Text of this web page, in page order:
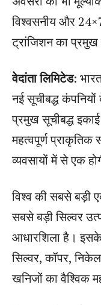
विश्वसनीय और
ट्रांजिशन का प्रमुख
वेदांता लिमिटेड:
नई सूचीबद्ध
प्रमुख सूचीबद्ध
महत्वपूर्ण
व्यवसायों में से एक
विश्व की सबसे बड़ी
सबसे बड़ी सिल्वर
आधारशिला है।
सिल्वर, कॉपर,
खनिजों का वैश्विक